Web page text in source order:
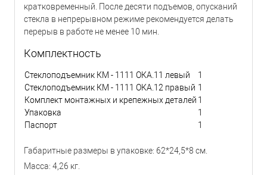
кратковременный. После десяти подъемов, опусканий
стекла в непрерывном режиме рекомендуется делать
перерыв в работе не менее 10 мин.
Комплектность
Стеклоподъемник КМ - 1111 ОКА.11 левый
Стеклоподъемник КМ - 1111 ОКА.12 правый
Комплект монтажных и крепежных деталей
Упаковка
Паспорт
1
1
1
1
1
Габаритные размеры в упаковке: 62*24,5*8 см.
Масса: 4,26 кг.